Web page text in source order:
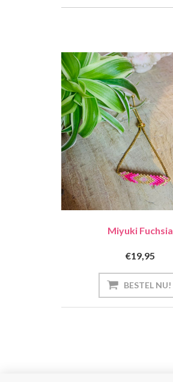
Miyuki Fuchsia
€19,95